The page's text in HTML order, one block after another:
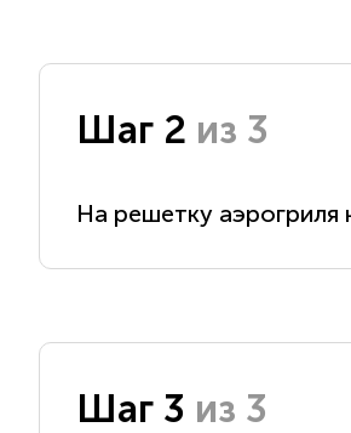
Шаг 2 из 3
На решетку
Шаг 3 из 3